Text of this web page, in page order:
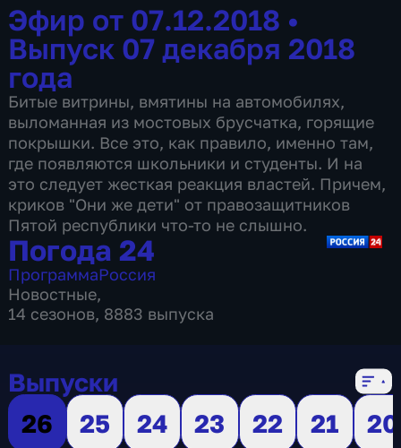
Эфир от 07.12.2018 •
Выпуск 07 декабря 2018
года
Битые витрины, вмятины на автомобилях,
выломанная из мостовых брусчатка, горящие
покрышки. Все это, как правило, именно там,
где появляются школьники и студенты. И на
это следует жесткая реакция властей. Причем,
криков "Они же дети" от правозащитников
Пятой республики что-то не слышно.
Погода 24
ПрограммаРоссия
Новостные,
14 сезонов, 8883 выпуска
Выпуски
26
25 24 23 22 21
20